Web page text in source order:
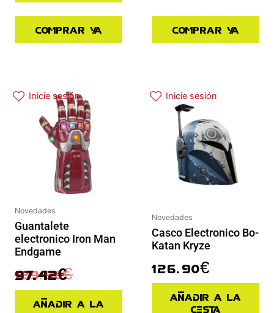
Comprar ya Comprar ya
Inicie sesión
Novedades
Guantalete
electronico Iron Man
Endgame
129.90€
97.42€
Añadir a la
Inicie sesión
Novedades
Casco Electronico Bo-
Katan Kryze
126.90€
Añadir a la
cesta